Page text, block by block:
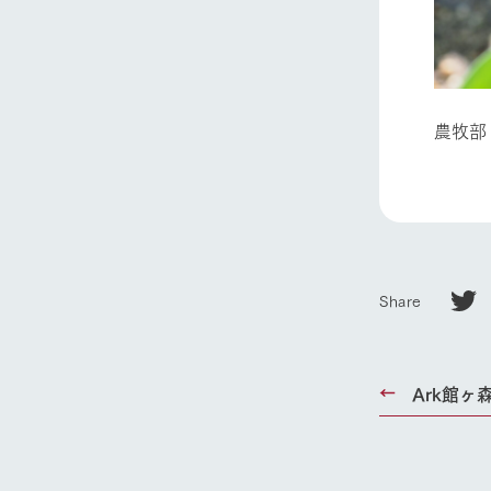
農牧
Share
Ark館ヶ